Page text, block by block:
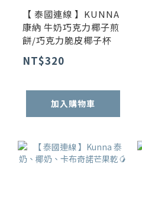
【 泰國連線 】KUNNA
康納 牛奶巧克力椰子煎
餅/巧克力脆皮椰子杯
NT$320
加入購物車